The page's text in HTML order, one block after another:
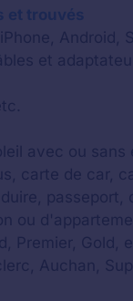
et trouvés
Android,
et
avec ou sans
carte de car,
ou
Premier, Gold,
Auchan,